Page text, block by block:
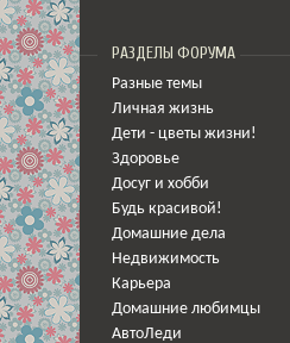
РАЗДЕЛЫ ФОРУМА
Разные темы
Личная жизнь
Дети - цветы жизни!
Здоровье
Досуг и хобби
Будь красивой!
Домашние дела
Недвижимость
Карьера
Домашние любимцы
АвтоЛеди